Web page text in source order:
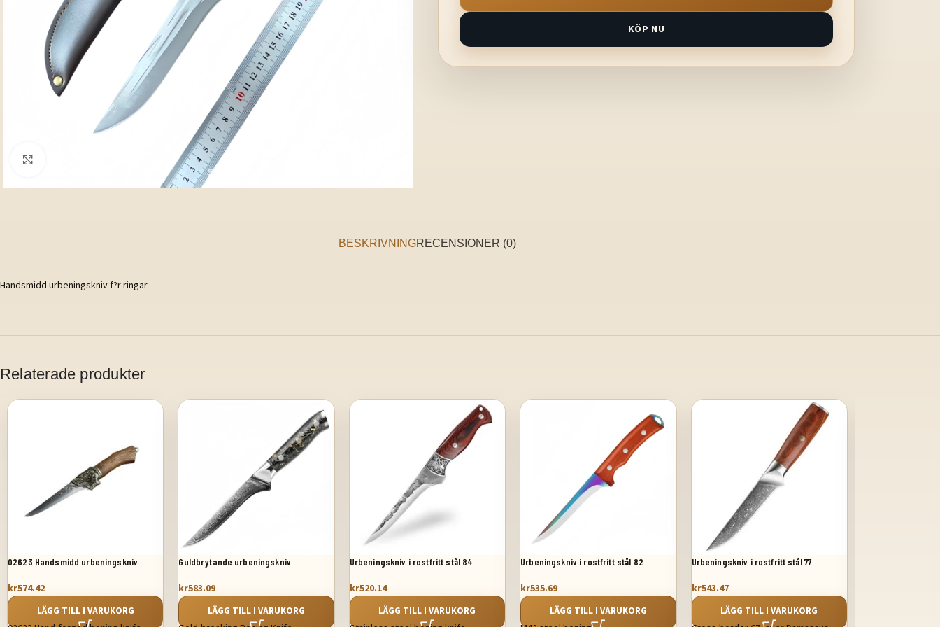
KÖP NU
BESKRIVNINGRECENSIONER (0)
Handsmidd urbeningskniv f?r ringar
Relaterade produkter
02623 Handsmidd urbeningskniv
kr574.42
LÄGG TILL I VARUKORG
Guldbrytande urbeningskniv
kr583.09
LÄGG TILL I VARUKORG
Urbeningskniv i rostfritt stål 84
kr520.14
LÄGG TILL I VARUKORG
Urbeningskniv i rostfritt stål 82
kr535.69
LÄGG TILL I VARUKORG
Urbeningskniv i rostfritt stål 77
kr543.47
LÄGG TILL I VARUKORG